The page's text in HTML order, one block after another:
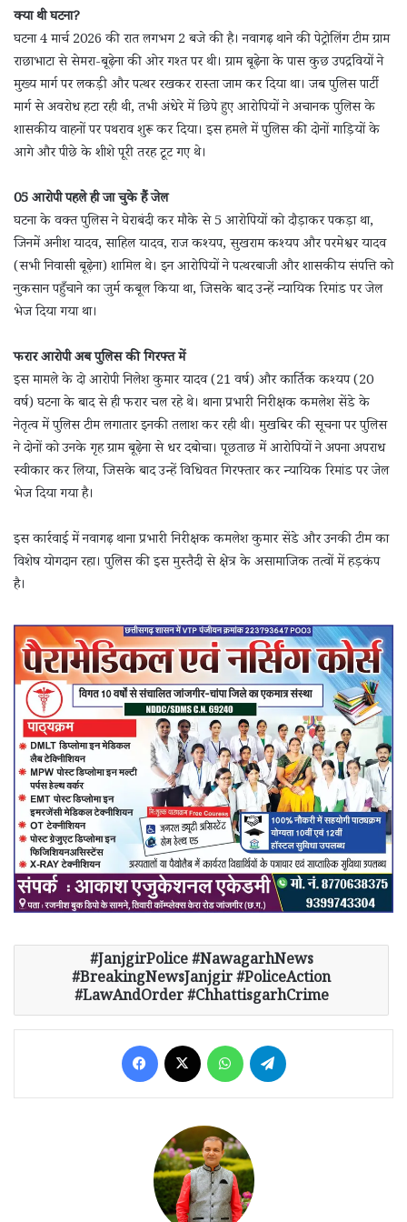
क्या थी घटना?
घटना 4 मार्च 2026 की रात लगभग 2 बजे की है। नवागढ़ थाने की पेट्रोलिंग टीम ग्राम
राछाभाटा से सेमरा-बूढ़ेना की ओर गश्त पर थी। ग्राम बूढ़ेना के पास कुछ उपद्रवियों ने
मुख्य मार्ग पर लकड़ी और पत्थर रखकर रास्ता जाम कर दिया था। जब पुलिस पार्टी
मार्ग से अवरोध हटा रही थी, तभी अंधेरे में छिपे हुए आरोपियों ने अचानक पुलिस के
शासकीय वाहनों पर पथराव शुरू कर दिया। इस हमले में पुलिस की दोनों गाड़ियों के
आगे और पीछे के शीशे पूरी तरह टूट गए थे।
05 आरोपी पहले ही जा चुके हैं जेल
घटना के वक्त पुलिस ने घेराबंदी कर मौके से 5 आरोपियों को दौड़ाकर पकड़ा था,
जिनमें अनीश यादव, साहिल यादव, राज कश्यप, सुखराम कश्यप और परमेश्वर यादव
(सभी निवासी बूढ़ेना) शामिल थे। इन आरोपियों ने पत्थरबाजी और शासकीय संपत्ति को
नुकसान पहुँचाने का जुर्म कबूल किया था, जिसके बाद उन्हें न्यायिक रिमांड पर जेल
भेज दिया गया था।
फरार आरोपी अब पुलिस की गिरफ्त में
इस मामले के दो आरोपी निलेश कुमार यादव (21 वर्ष) और कार्तिक कश्यप (20
वर्ष) घटना के बाद से ही फरार चल रहे थे। थाना प्रभारी निरीक्षक कमलेश सेंडे के
नेतृत्व में पुलिस टीम लगातार इनकी तलाश कर रही थी। मुखबिर की सूचना पर पुलिस
ने दोनों को उनके गृह ग्राम बूढ़ेना से धर दबोचा। पूछताछ में आरोपियों ने अपना अपराध
स्वीकार कर लिया, जिसके बाद उन्हें विधिवत गिरफ्तार कर न्यायिक रिमांड पर जेल
भेज दिया गया है।
इस कार्रवाई में नवागढ़ थाना प्रभारी निरीक्षक कमलेश कुमार सेंडे और उनकी टीम का
विशेष योगदान रहा। पुलिस की इस मुस्तैदी से क्षेत्र के असामाजिक तत्वों में हड़कंप
है।
JanjgirPolice #NawagarhNews
#BreakingNewsJanjgir #PoliceAction
#LawAndOrder #ChhattisgarhCrime
Facebook WhatsApp